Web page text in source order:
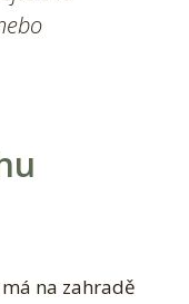
na zahradě